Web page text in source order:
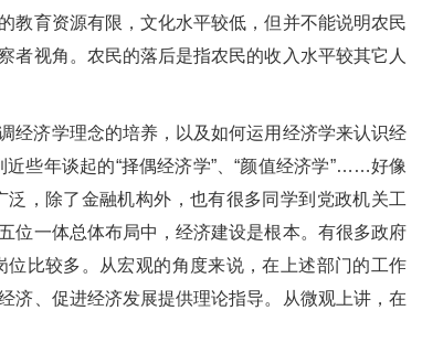
教育资源有限，文化水平较低，但并不能说明农民
者视角。农民的落后是指农民的收入水平较其它人
经济学理念的培养，以及如何运用经济学来认识经
些年谈起的“择偶经济学”、“颜值经济学”……好像
，除了金融机构外，也有很多同学到党政机关工
位一体总体布局中，经济建设是根本。有很多政府
比较多。从宏观的角度来说，在上述部门的工作
济、促进经济发展提供理论指导。从微观上讲，在